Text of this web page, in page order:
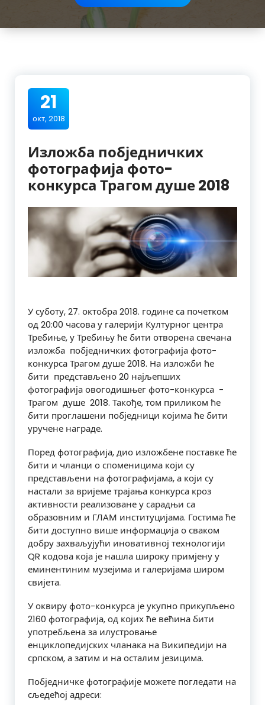
21
окт, 2018
Изложба побједничких
фотографија фото-
конкурса Трагом душе 2018
Усуботу,​ 27.​ октобра​ 2018.​ године​ са​ почетком​
од​ 20:00 ​часова​ у​ галерији Културног центра
Требиње,​ у​ Требињу ће​ бити​ отворена​ свечана​
изложба​ ​ побједничких фотографија​ фото-
конкурса​ Трагом​ душе​ 2018. На изложби ће​
бити​ ​ представљено​ 20​ најљепших​
фотографија​ овогодишњег фото-конкурса​ ​ -​ ​
Трагом​ ​ душе​ ​ 2018.​ Такође,​ том​ приликом​ ​ће​
бити​ ​проглашени побједници​ ​којима​ ​ће​ бити​ ​
уручене​ награде.
​Поред​ фотографија,​ дио изложбене​ поставке​ ​ће​
бити​ и​ ​чланци​ ​о​ споменицима​ који су​
представљени на​ фотографијама, а који су
настали за вријеме трајања конкурса кроз
активности реализоване у сарадњи са
образовним и ГЛАМ институцијама. Гостима ће
бити доступно више информација о сваком
добру захваљујући иновативној технологији
QR кодова која је нашла широку примјену у
еминентиним музејима и галеријама широм
свијета.
У​ оквиру​ фото-конкурса​ је​ укупно​ прикупљено​
2160 фотографија,​ од​ којих​ ће већина​ бити​
употребљена​ за​ илустровање​
енциклопедијских​ чланака​ на​ Википедији​ на
српском,​ а​ затим​ и​ на​ осталим​ језицима.
Побједничке фотографије можете погледати на
сљедећој адреси: